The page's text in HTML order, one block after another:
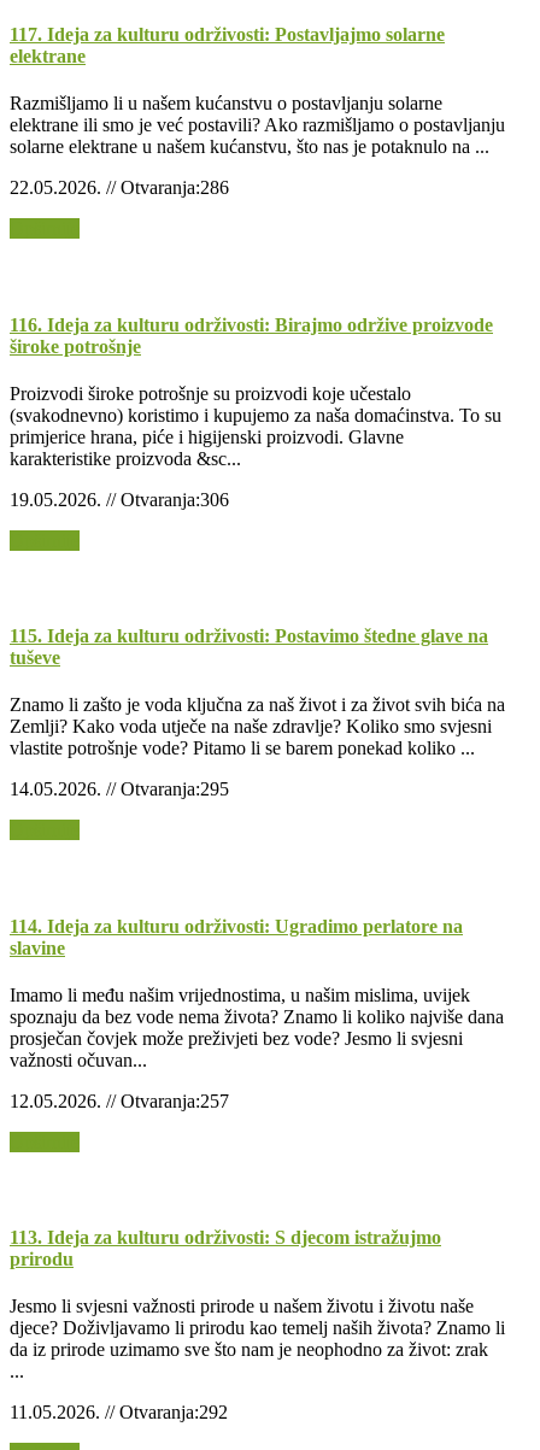
117. Ideja za kulturu održivosti: Postavljajmo solarne
elektrane
Razmišljamo li u našem kućanstvu o postavljanju solarne
elektrane ili smo je već postavili? Ako razmišljamo o postavljanju
solarne elektrane u našem kućanstvu, što nas je potaknulo na ...
22.05.2026. // Otvaranja:286
116. Ideja za kulturu održivosti: Birajmo održive proizvode
široke potrošnje
Proizvodi široke potrošnje su proizvodi koje učestalo
(svakodnevno) koristimo i kupujemo za naša domaćinstva. To su
primjerice hrana, piće i higijenski proizvodi. Glavne
karakteristike proizvoda &sc...
19.05.2026. // Otvaranja:306
115. Ideja za kulturu održivosti: Postavimo štedne glave na
tuševe
Znamo li zašto je voda ključna za naš život i za život svih bića na
Zemlji? Kako voda utječe na naše zdravlje? Koliko smo svjesni
vlastite potrošnje vode? Pitamo li se barem ponekad koliko ...
14.05.2026. // Otvaranja:295
114. Ideja za kulturu održivosti: Ugradimo perlatore na
slavine
Imamo li među našim vrijednostima, u našim mislima, uvijek
spoznaju da bez vode nema života? Znamo li koliko najviše dana
prosječan čovjek može preživjeti bez vode? Jesmo li svjesni
važnosti očuvan...
12.05.2026. // Otvaranja:257
113. Ideja za kulturu održivosti: S djecom istražujmo
prirodu
Jesmo li svjesni važnosti prirode u našem životu i životu naše
djece? Doživljavamo li prirodu kao temelj naših života? Znamo li
da iz prirode uzimamo sve što nam je neophodno za život: zrak
...
11.05.2026. // Otvaranja:292